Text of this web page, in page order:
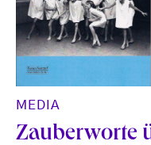
MEDIA
Zauberworte